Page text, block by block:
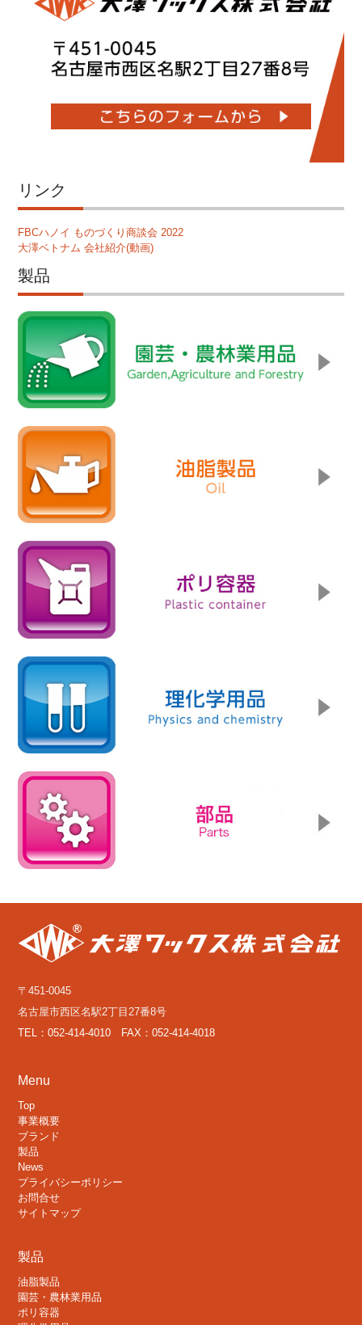
リンク
FBCハノイ ものづくり商談会 2022
大澤ベトナム 会社紹介(動画)
製品
〒451-0045
名古屋市西区名駅2丁目27番8号
TEL：052-414-4010 FAX：052-414-4018
Menu
Top
事業概要
ブランド
製品
News
プライバシーポリシー
お問合せ
サイトマップ
製品
油脂製品
園芸・農林業用品
ポリ容器